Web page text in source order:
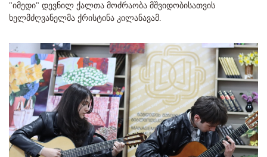
"იმედი" დევნილ ქალთა მოძრაობა მშვიდობისათვის
ხელმძღვანელმა ქრისტინა კილანავამ.